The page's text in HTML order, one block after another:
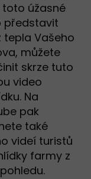
toto úžasné
představit
tepla Vašeho
můžete
skrze tuto
video
Na
pak
také
videí turistů
farmy z